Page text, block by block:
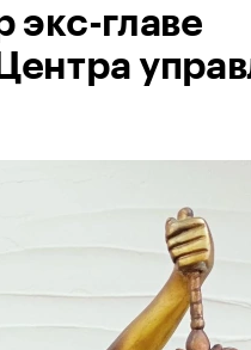
экс-главе